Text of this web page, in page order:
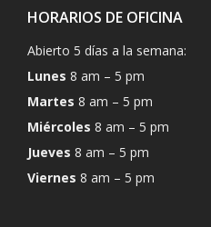
HORARIOS DE OFICINA
Abierto 5 días a la semana:
Lunes 8 am – 5 pm
Martes 8 am – 5 pm
Miércoles 8 am – 5 pm
Jueves 8 am – 5 pm
Viernes 8 am – 5 pm